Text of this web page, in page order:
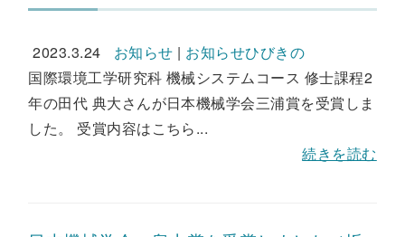
2023.3.24 お知らせ | お知らせひびきの
国際環境工学研究科 機械システムコース 修士課程2
年の田代 典大さんが日本機械学会三浦賞を受賞しま
した。 受賞内容はこちら...
続きを読む